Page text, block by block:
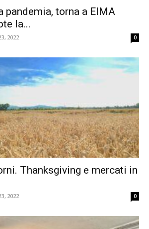
pandemia, torna a EIMA
la...
2022 0
Thanksgiving e mercati in
2022 0